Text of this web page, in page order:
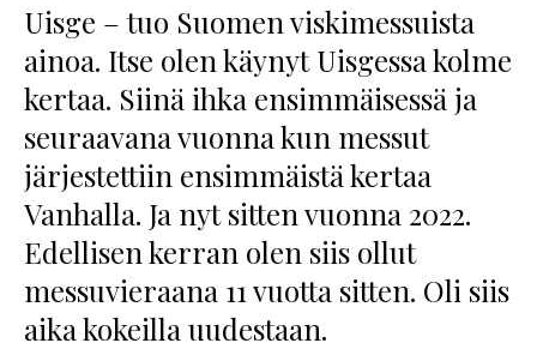
Uisge – tuo Suomen viskimessuista
ainoa. Itse olen käynyt Uisgessa kolme
kertaa. Siinä ihka ensimmäisessä ja
seuraavana vuonna kun messut
järjestettiin ensimmäistä kertaa
Vanhalla. Ja nyt sitten vuonna 2022.
Edellisen kerran olen siis ollut
messuvieraana 11 vuotta sitten. Oli siis
aika kokeilla uudestaan.